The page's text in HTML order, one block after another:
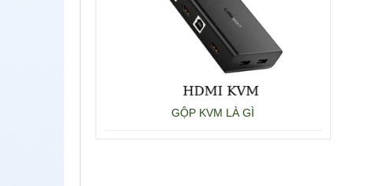
GỘP KVM LÀ GÌ